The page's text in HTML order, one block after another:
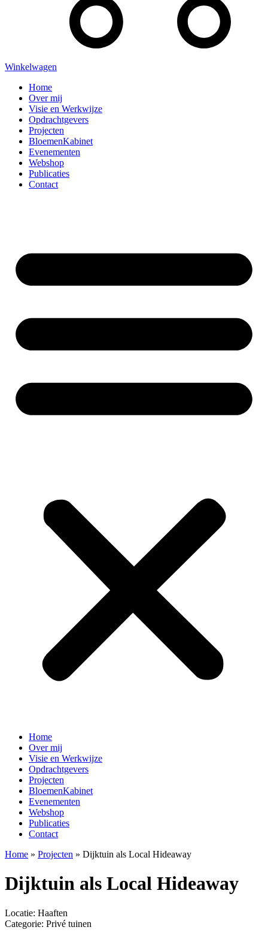
Winkelwagen
Home
Over mij
Visie en Werkwijze
Opdrachtgevers
Projecten
BloemenKabinet
Evenementen
Webshop
Publicaties
Contact
Home
Over mij
Visie en Werkwijze
Opdrachtgevers
Projecten
BloemenKabinet
Evenementen
Webshop
Publicaties
Contact
Home » Projecten » Dijktuin als Local Hideaway
Dijktuin als Local Hideaway
Locatie: Haaften
Categorie: Privé tuinen